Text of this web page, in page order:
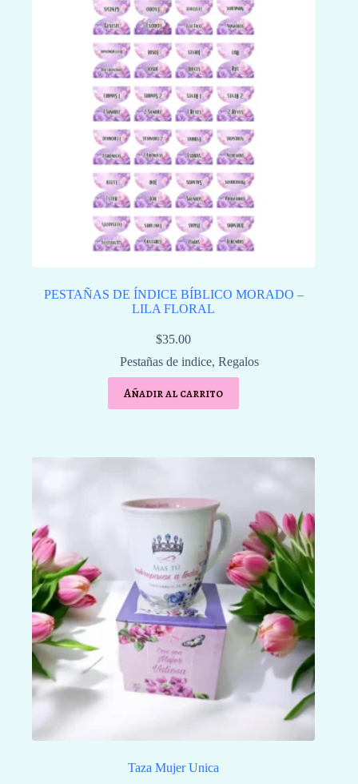
PESTAÑAS DE ÍNDICE BÍBLICO MORADO –
LILA FLORAL
$35.00
Pestañas de indice,Regalos
Añadir al carrito
Taza Mujer Unica